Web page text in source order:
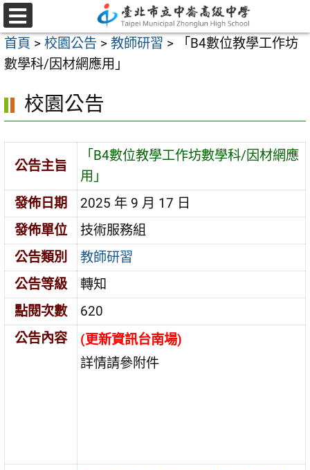
跳
至
主
要
容
選
單
首頁 > 校園公告 > 教師研習 >
「B4數位教學工作坊
數學科/因材網應用」
校園公告
公告主旨
「B4數位教學工作坊數學科/因材網應
用」
發佈日期
2025 年 9 月 17 日
發佈單位
技術服務組
公告類別
教師研習
公告等級
轉知
點閱次數
620
公告內容
(更新資訊台南場)
詳情請參附件